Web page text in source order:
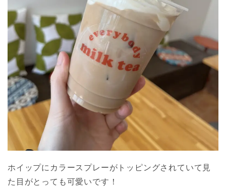
ホイップにカラースプレーがトッピングされていて見
た目がとっても可愛いです！